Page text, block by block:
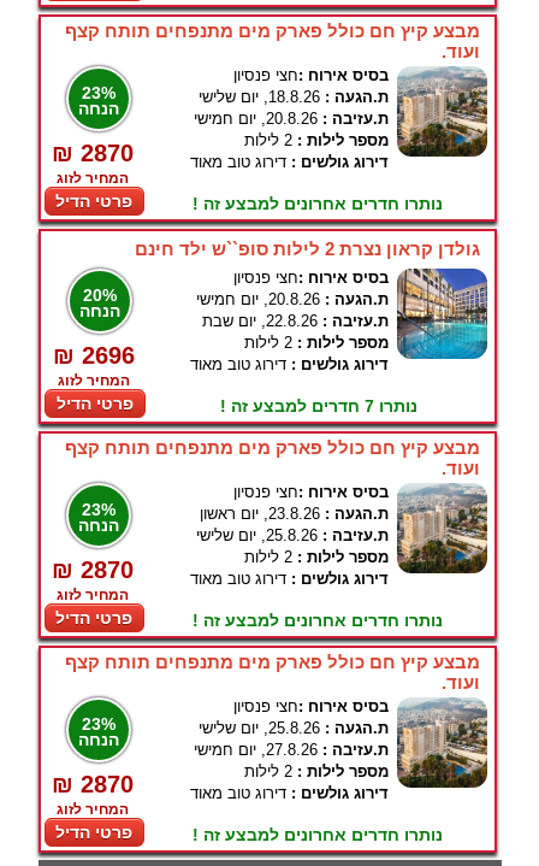
מבצע קיץ חם כולל פארק מים מתנפחים תותח קצף
ועוד.
23%
הנחה
₪ 2870
המחיר לזוג
פרטי הדיל
בסיס אירוח :חצי פנסיון
ת.הגעה : 18.8.26, יום שלישי
ת.עזיבה : 20.8.26, יום חמישי
מספר לילות : 2 לילות
דירוג גולשים : דירוג טוב מאוד
נותרו חדרים אחרונים למבצע זה !
גולדן קראון נצרת 2 לילות סופ``ש ילד חינם
20%
הנחה
₪ 2696
המחיר לזוג
פרטי הדיל
בסיס אירוח :חצי פנסיון
ת.הגעה : 20.8.26, יום חמישי
ת.עזיבה : 22.8.26, יום שבת
מספר לילות : 2 לילות
דירוג גולשים : דירוג טוב מאוד
נותרו 7 חדרים למבצע זה !
מבצע קיץ חם כולל פארק מים מתנפחים תותח קצף
ועוד.
23%
הנחה
₪ 2870
המחיר לזוג
פרטי הדיל
בסיס אירוח :חצי פנסיון
ת.הגעה : 23.8.26, יום ראשון
ת.עזיבה : 25.8.26, יום שלישי
מספר לילות : 2 לילות
דירוג גולשים : דירוג טוב מאוד
נותרו חדרים אחרונים למבצע זה !
מבצע קיץ חם כולל פארק מים מתנפחים תותח קצף
ועוד.
23%
הנחה
₪ 2870
המחיר לזוג
פרטי הדיל
בסיס אירוח :חצי פנסיון
ת.הגעה : 25.8.26, יום שלישי
ת.עזיבה : 27.8.26, יום חמישי
מספר לילות : 2 לילות
דירוג גולשים : דירוג טוב מאוד
נותרו חדרים אחרונים למבצע זה !